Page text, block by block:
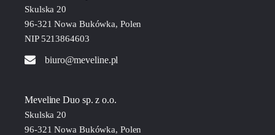
Skulska 20
96-321 Nowa Bukówka, Polen
NIP 5213864603
biuro@meveline.pl
Meveline Duo sp. z o.o.
Skulska 20
96-321 Nowa Bukówka, Polen